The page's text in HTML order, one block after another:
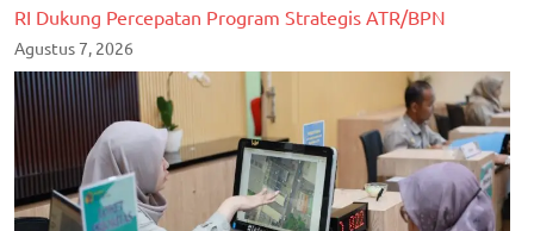
RI Dukung Percepatan Program Strategis ATR/BPN
Agustus 7, 2026